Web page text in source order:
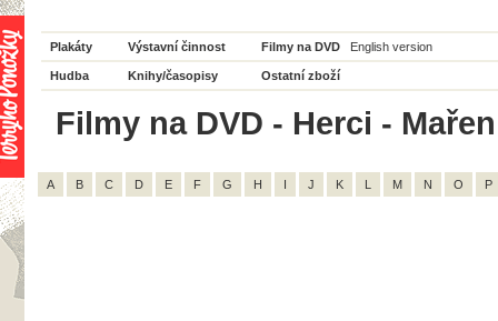
Plakáty Výstavní činnost Filmy na DVD English version
Hudba Knihy/časopisy Ostatní zboží
Filmy na DVD - Herci -
A B C D E F G H I J K L M N O P